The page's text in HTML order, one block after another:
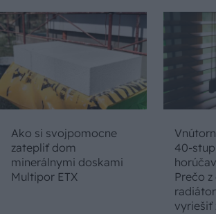
Ako si svojpomocne
zatepliť dom
minerálnymi doskami
Multipor ETX
40-
Prečo
vyriešiť